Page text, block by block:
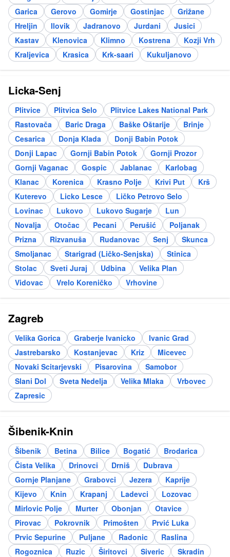
Garica
Gerovo Gomirje Gostinjac
Grižane
Hreljin
Ilovik Jadranovo Jurdani
Jusici
Kastav
Klenovica Klimno Kostrena
Kozji Vrh
Kraljevica
Krasica Krk-saari Kukuljanovo
Licka-Senj
Plitvice Plitvica Selo
Plitvice Lakes National Park
Rastovača
Baric Draga Baške Oštarije
Brinje
Cesarica
Donja Klada
Donji Babin Potok
Donji Lapac
Gornji Babin Potok
Gornji Prozor
Gornji Vaganac
Gospic Jablanac
Karlobag
Klanac
Korenica Krasno Polje Krivi Put
Krš
Kuterevo
Licko Lesce
Ličko Petrovo Selo
Lovinac
Lukovo Lukovo Sugarje
Lun
Novalja
Otočac Pecani Perušić
Poljanak
Prizna
Rizvanuša Rudanovac Senj
Skunca
Smoljanac
Starigrad (Ličko-Senjska)
Stinica
Stolac
Sveti Juraj Udbina
Velika Plan
Vidovac
Vrelo Koreničko Vrhovine
Zagreb
Velika Gorica Graberje Ivanicko
Ivanic Grad
Jastrebarsko
Kostanjevac Kriz
Micevec
Novaki Scitarjevski
Pisarovina
Samobor
Slani Dol
Sveta Nedelja Velika Mlaka
Vrbovec
Zapresic
Šibenik-Knin
Šibenik Betina Bilice Bogatić
Brodarica
Čista Velika
Drinovci Drniš
Dubrava
Gornje Planjane
Grabovci Jezera
Kaprije
Kijevo
Knin Krapanj Ladevci
Lozovac
Mirlovic Polje
Murter Obonjan
Otavice
Pirovac
Pokrovnik Primošten
Prvić Luka
Prvic Sepurine
Puljane Radonic
Raslina
Rogoznica
Ruzic Širitovci Siveric
Skradin